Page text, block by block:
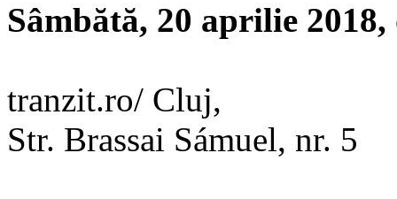
Sâmbătă, 20 aprilie 2018,
tranzit.ro/ Cluj,
Str. Brassai Sámuel, nr. 5